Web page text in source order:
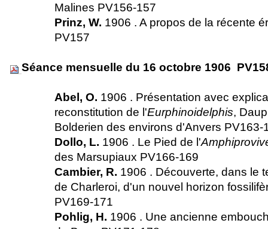
Malines PV156-157
Prinz, W. 1906 . A propos de la récente
PV157
Séance mensuelle du 16 octobre 1906
Abel, O. 1906 . Présentation avec
reconstitution de l'Eurphinoidelphis,
Bolderien des environs d'Anvers
Dollo, L. 1906 . Le Pied de l'
des Marsupiaux PV166-169
Cambier, R. 1906 . Découverte, dans le
de Charleroi, d'un nouvel horizon
PV169-171
Pohlig, H. 1906 . Une ancienne